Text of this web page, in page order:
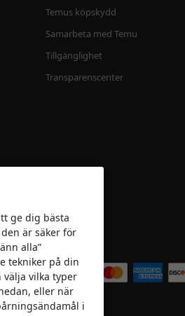
Temus köpskydd
Samarbeta med Temu
Tillgänglighet
Transparenscenter
Vi accepterar
ge dig bästa
är säker för
alla”
tekniker på din
välja vilka typer
eller när
i